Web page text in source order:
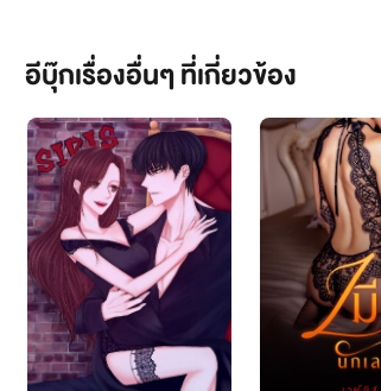
อีบุ๊กเรื่องอื่นๆ ที่เกี่ยวข้อง